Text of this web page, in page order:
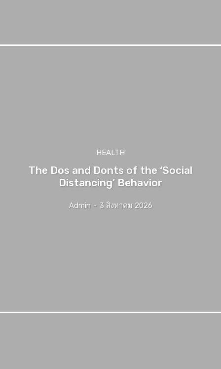
HEALTH
The Dos and Donts of the ‘Social
Distancing’ Behavior
Admin - 3 สิงหาคม 2026